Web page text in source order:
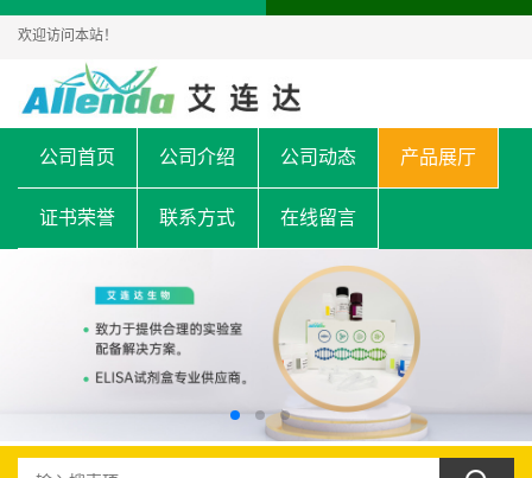
欢迎访问本站！
公司首页 公司介绍 公司动态 产品展厅
证书荣誉 联系方式 在线留言